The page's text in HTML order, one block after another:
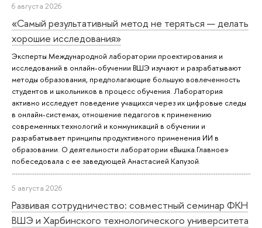
6 августа 2026
«Самый результативный метод не теряться — делать
хорошие исследования»
Эксперты Международной лаборатории проектирования и
исследований в онлайн-обучении ВШЭ изучают и разрабатывают
методы образования, предполагающие большую вовлеченность
студентов и школьников в процесс обучения. Лаборатория
активно исследует поведение учащихся через их цифровые следы
в онлайн-системах, отношение педагогов к применению
современных технологий и коммуникаций в обучении и
разрабатывает принципы продуктивного применения ИИ в
образовании. О деятельности лаборатории «Вышка.Главное»
побеседовала с ее заведующей Анастасией Капузой.
5 августа 2026
Развивая сотрудничество: совместный семинар ФКН
ВШЭ и Харбинского технологического университета